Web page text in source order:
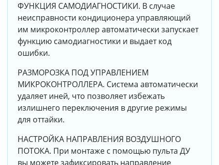
ФУНКЦИЯ САМОДИАГНОСТИКИ. В случае
неисправности кондиционера управляющий
им микроконтроллер автоматически запускает
функцию самодиагностики и выдает код
ошибки.
РАЗМОРОЗКА ПОД УПРАВЛЕНИЕМ
МИКРОКОНТРОЛЛЕРА. Система автоматически
удаляет иней, что позволяет избежать
излишнего переключения в другие режимы
для оттайки.
НАСТРОЙКА НАПРАВЛЕНИЯ ВОЗДУШНОГО
ПОТОКА. При монтаже с помощью пульта ДУ
вы можете зафиксировать направление